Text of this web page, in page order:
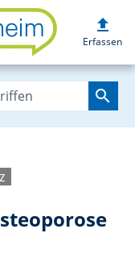
zum
upload
Erfassen
search